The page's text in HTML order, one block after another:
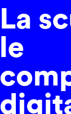
La
le